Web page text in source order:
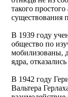
такого
существования
В 1939 году
общество по
мобилизованы,
ядра,
В 1942 году
Вальтера